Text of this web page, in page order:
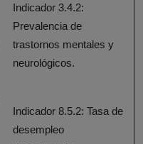
Indicador 3.4.2:
Prevalencia de
trastornos mentales y
neurológicos.
Indicador 8.5.2: Tasa de
desempleo